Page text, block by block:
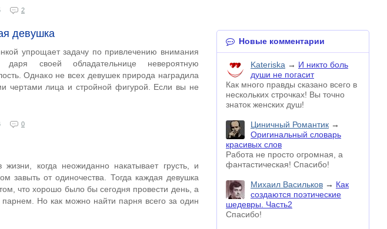
2
девушка
упрощает задачу по привлечению внимания
даря своей обладательнице невероятную
Однако не всех девушек природа наградила
чертами лица и стройной фигурой. Если вы не
0
когда неожиданно накатывает грусть, и
завыть от одиночества. Тогда каждая девушка
что хорошо было бы сегодня провести день, а
Но как можно найти парня всего за один
Новые комментарии
Kateriska → И никто боль
души не погасит
Как много правды сказано всего в
нескольких строчках! Вы точно
знаток женских душ!
Циничный Романтик →
Оригинальный словарь
красивых слов
Работа не просто огромная, а
фантастическая! Спасибо!
Михаил Васильков → Как
создаются поэтические
шедевры. Часть2
Спасибо!